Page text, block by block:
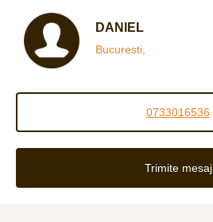
DANIEL
Bucuresti,
0733016536
Trimite mesaj